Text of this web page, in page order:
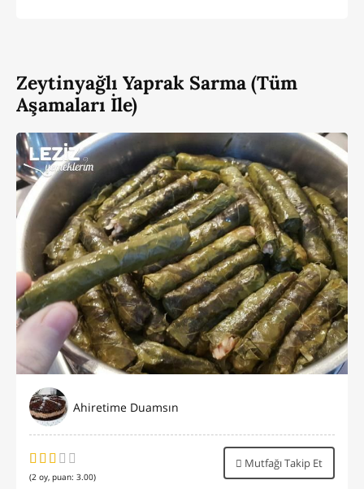
Zeytinyağlı Yaprak Sarma (Tüm
Aşamaları İle)
Ahiretime Duamsın
(2 oy, puan: 3.00)
Mutfağı Takip Et